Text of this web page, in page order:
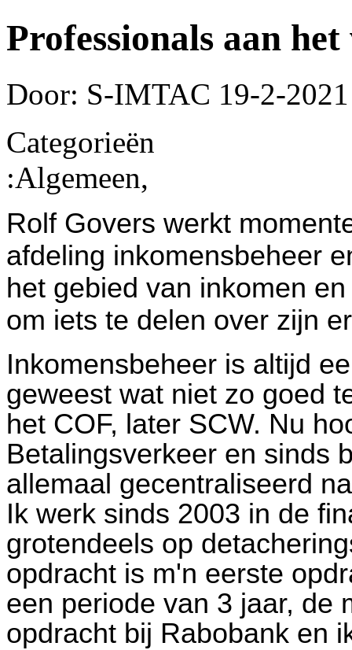
Professionals aan
Door: S-IMTAC 19-2-2021
Categorieën
:Algemeen,
Rolf Govers werkt
afdeling inkomensbeheer
het gebied van inkomen
om iets te delen over zijn
Inkomensbeheer is altijd
geweest wat niet zo goed
het COF, later SCW. Nu
Betalingsverkeer en sinds
allemaal gecentraliseerd
Ik werk sinds 2003 in de
grotendeels op
opdracht is m'n eerste
een periode van 3 jaar, de
opdracht bij Rabobank en